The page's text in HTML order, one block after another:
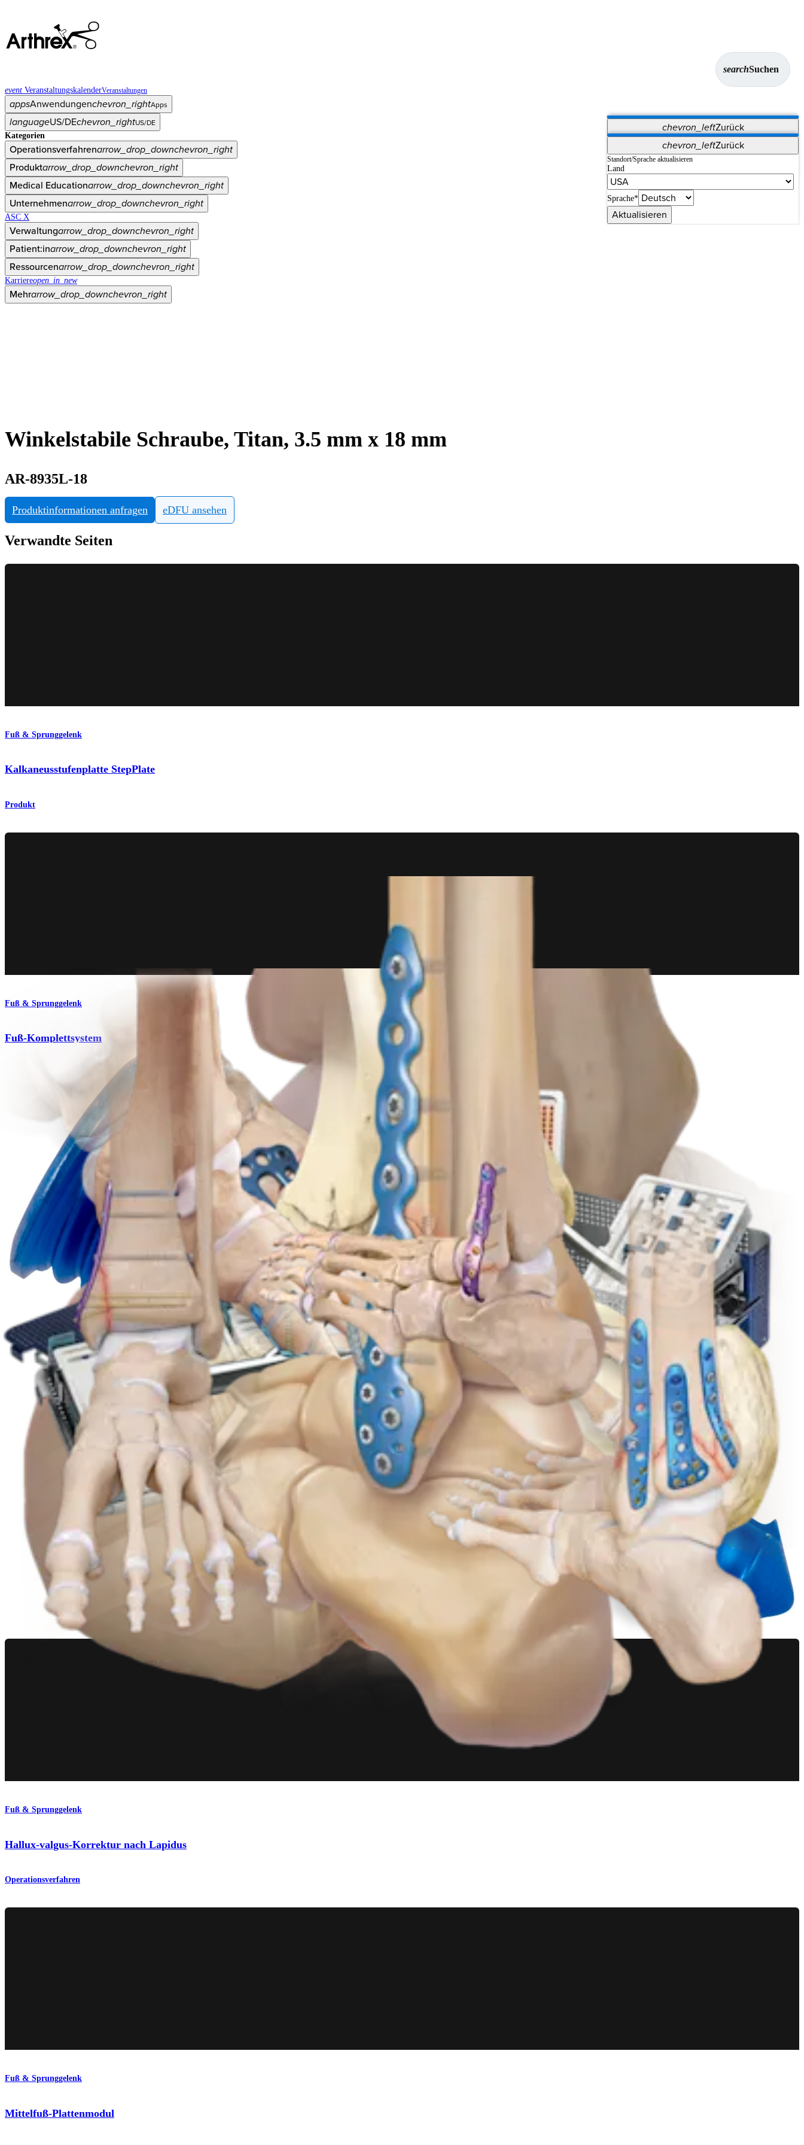
searchSuchen
event VeranstaltungskalenderVeranstaltungen
appsAnwendungenchevron_rightApps
chevron_leftZurück
Vet Systems OrthoPedia Patient
Supplier Portal
Synergy-Bildgebung und -Resektion
languageUS/DEchevron_rightUS/DE
chevron_leftZurück
Standort/Sprache aktualisieren
Land
Sprache*
Aktualisieren
Kategorien
Operationsverfahrenarrow_drop_downchevron_right
Produktarrow_drop_downchevron_right
Medical Educationarrow_drop_downchevron_right
Unternehmenarrow_drop_downchevron_right
ASC X
Verwaltungarrow_drop_downchevron_right
Patient:inarrow_drop_downchevron_right
Ressourcenarrow_drop_downchevron_right
Karriereopen_in_new
Mehrarrow_drop_downchevron_right
Winkelstabile Schraube, Titan, 3.5 mm x 18 mm
AR-8935L-18
Produktinformationen anfragen eDFU ansehen
Verwandte Seiten
Fuß & Sprunggelenk
Kalkaneusstufenplatte StepPlate
Produkt
Fuß & Sprunggelenk
Fuß-Komplettsystem
Fuß & Sprunggelenk
Produkt
Fuß & Sprunggelenk
Interne Fixierung von Sprunggelenkfrakturen
Operationsverfahren
Fuß & Sprunggelenk
Hallux-valgus-Korrektur nach Lapidus
Operationsverfahren
Fuß & Sprunggelenk
Mittelfuß-Plattenmodul